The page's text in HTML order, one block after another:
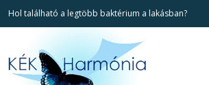
Hol található a legtöbb baktérium a lakásban?